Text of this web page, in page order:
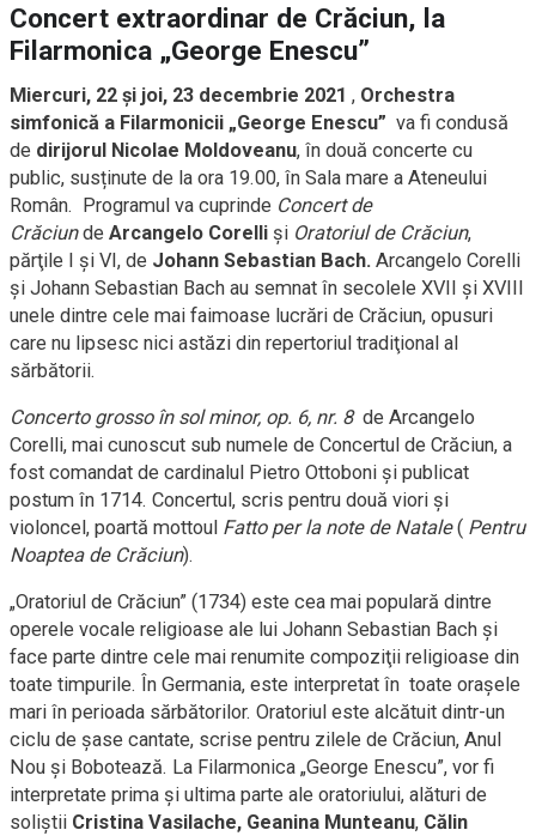
Concert extraordinar de Crăciun, la
Filarmonica „George Enescu”
Miercuri, 22 și joi, 23 decembrie 2021 , Orchestra
simfonică a Filarmonicii „George Enescu” va fi condusă
de dirijorul Nicolae Moldoveanu, în două concerte cu
public, susținute de la ora 19.00, în Sala mare a Ateneului
Român. Programul va cuprinde Concert de
Crăciunde Arcangelo Corelli și Oratoriul de Crăciun,
părţile I şi VI, de Johann Sebastian Bach. Arcangelo Corelli
și Johann Sebastian Bach au semnat în secolele XVII şi XVIII
unele dintre cele mai faimoase lucrări de Crăciun, opusuri
care nu lipsesc nici astăzi din repertoriul tradiţional al
sărbătorii.
Concerto grosso în sol minor, op. 6, nr. 8de Arcangelo
Corelli, mai cunoscut sub numele de Concertul de Crăciun, a
fost comandat de cardinalul Pietro Ottoboni și publicat
postum în 1714. Concertul, scris pentru două viori și
violoncel, poartă mottoul Fatto per la note de Natale( Pentru
Noaptea de Crăciun).
„Oratoriul de Crăciun” (1734) este cea mai populară dintre
operele vocale religioase ale lui Johann Sebastian Bach şi
face parte dintre cele mai renumite compoziţii religioase din
toate timpurile. În Germania, este interpretat în toate oraşele
mari în perioada sărbătorilor. Oratoriul este alcătuit dintr-un
ciclu de șase cantate, scrise pentru zilele de Crăciun, Anul
Nou și Bobotează. La Filarmonica „George Enescu”, vor fi
interpretate prima și ultima parte ale oratoriului, alături de
soliștii Cristina Vasilache, Geanina Munteanu, Călin